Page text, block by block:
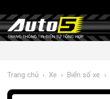
Trang chủ › Xe › Biển số xe ›